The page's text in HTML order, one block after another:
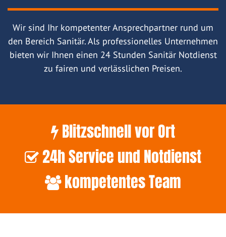
Wir sind Ihr kompetenter Ansprechpartner rund um
den Bereich Sanitär. Als professionelles Unternehmen
bieten wir Ihnen einen 24 Stunden Sanitär Notdienst
zu fairen und verlässlichen Preisen.
Blitzschnell vor Ort
24h Service und Notdienst
kompetentes Team